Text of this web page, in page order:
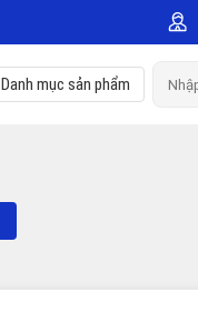
Danh mục sản phẩm